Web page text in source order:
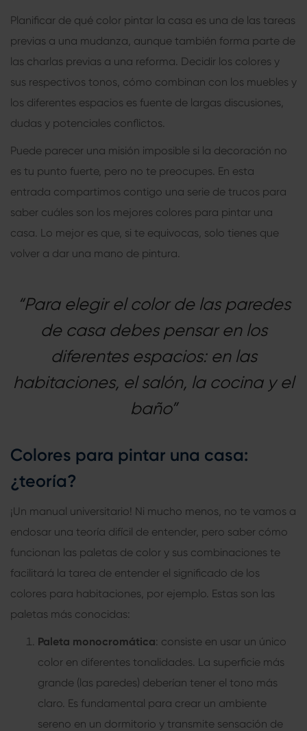
Planificar de qué color pintar la casa es una de las tareas
previas a una mudanza, aunque también forma parte de
las charlas previas a una reforma. Decidir los colores y
sus respectivos tonos, cómo combinan con los muebles y
los diferentes espacios es fuente de largas discusiones,
dudas y potenciales conflictos.
Puede parecer una misión imposible si la decoración no
es tu punto fuerte, pero no te preocupes. En esta
entrada compartimos contigo una serie de trucos para
saber cuáles son los mejores colores para pintar una
casa. Lo mejor es que, si te equivocas, solo tienes que
volver a dar una mano de pintura.
“Para elegir el color de las paredes
de casa debes pensar en los
diferentes espacios: en las
habitaciones, el salón, la cocina y el
baño”
Colores para pintar una casa:
¿teoría?
¡Un manual universitario! Ni mucho menos, no te vamos a
endosar una teoría difícil de entender, pero saber cómo
funcionan las paletas de color y sus combinaciones te
facilitará la tarea de entender el significado de los
colores para habitaciones, por ejemplo. Estas son las
paletas más conocidas:
Paleta monocromática: consiste en usar un único
color en diferentes tonalidades. La superficie más
grande (las paredes) deberían tener el tono más
claro. Es fundamental para crear un ambiente
sereno en un dormitorio y transmite sensación de